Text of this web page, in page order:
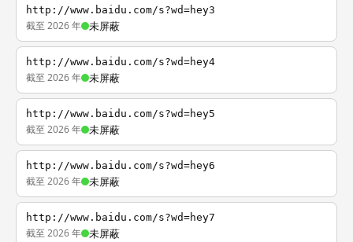
http://www.baidu.com/s?wd=hey3
截至 2026 年 未屏蔽
http://www.baidu.com/s?wd=hey4
截至 2026 年 未屏蔽
http://www.baidu.com/s?wd=hey5
截至 2026 年 未屏蔽
http://www.baidu.com/s?wd=hey6
截至 2026 年 未屏蔽
http://www.baidu.com/s?wd=hey7
截至 2026 年 未屏蔽